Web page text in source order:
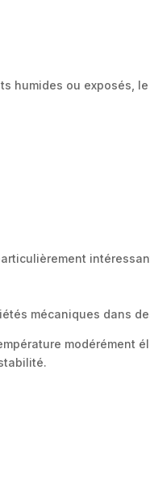
humides ou exposés,
mécaniques dans
modérément